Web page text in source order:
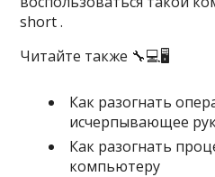
short .
Читайте также 🔧💻🖥
Как разогнать
исчерпывающее
Как разогнать
компьютеру